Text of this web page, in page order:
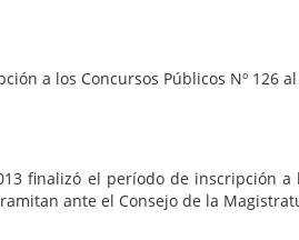
Concursos Públicos Nº 126 al
período de inscripción a los
ante el Consejo de la